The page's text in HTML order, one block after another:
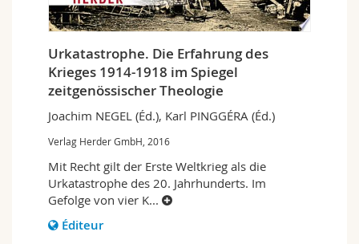
Urkatastrophe. Die Erfahrung des
Krieges 1914-1918 im Spiegel
zeitgenössischer Theologie
Joachim NEGEL (Éd.), Karl PINGGÉRA (Éd.)
Verlag Herder GmbH, 2016
Mit Recht gilt der Erste Weltkrieg als die
Urkatastrophe des 20. Jahrhunderts. Im
Gefolge von vier K...
Éditeur